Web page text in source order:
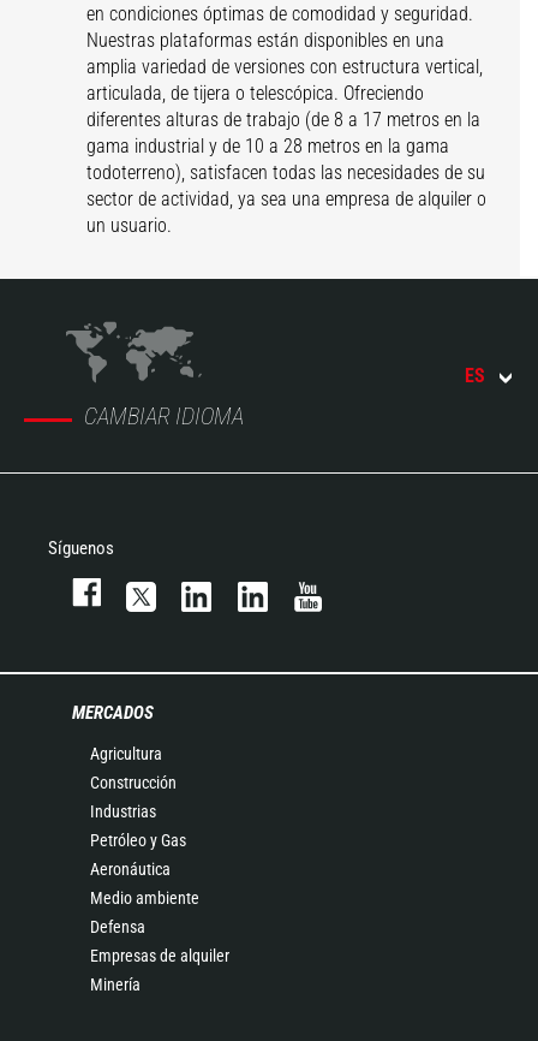
en condiciones óptimas de comodidad y seguridad.
Nuestras plataformas están disponibles en una
amplia variedad de versiones con estructura vertical,
articulada, de tijera o telescópica. Ofreciendo
diferentes alturas de trabajo (de 8 a 17 metros en la
gama industrial y de 10 a 28 metros en la gama
todoterreno), satisfacen todas las necesidades de su
sector de actividad, ya sea una empresa de alquiler o
un usuario.
CAMBIAR IDIOMA
ES
Síguenos
MERCADOS
Agricultura
Construcción
Industrias
Petróleo y Gas
Aeronáutica
Medio ambiente
Defensa
Empresas de alquiler
Minería